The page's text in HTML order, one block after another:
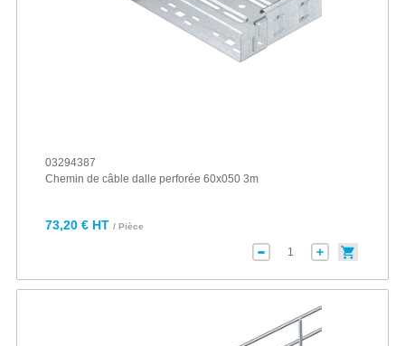
03294387
Chemin de câble dalle perforée 60x050 3m
73,20 € HT / Pièce